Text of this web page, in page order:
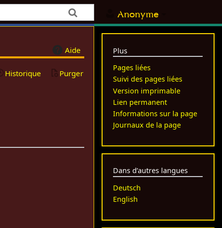
Anonyme
Aide
Historique Purger
Plus
Pages liées
Suivi des pages liées
Version imprimable
Lien permanent
Informations sur la page
Journaux de la page
Dans d’autres langues
Deutsch
English